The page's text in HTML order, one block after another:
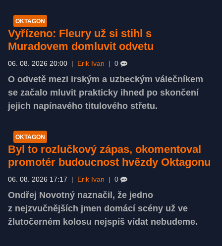
OKTAGON
Vyřízeno: Fleury už si stihl s
Muradovem domluvit odvetu
06. 08. 2026 20:00 Erik Ivan 0
O odvetě mezi irským a uzbeckým válečníkem
se začalo mluvit prakticky ihned po skončení
jejich napínavého titulového střetu.
OKTAGON
Byl to rozlučkový zápas, okomentoval
promotér budoucnost hvězdy Oktagonu
06. 08. 2026 17:17 Erik Ivan 0
Ondřej Novotný naznačil, že jedno
z nejzvučnějších jmen domácí scény už ve
žlutočerném kolosu nejspíš vídat nebudeme.